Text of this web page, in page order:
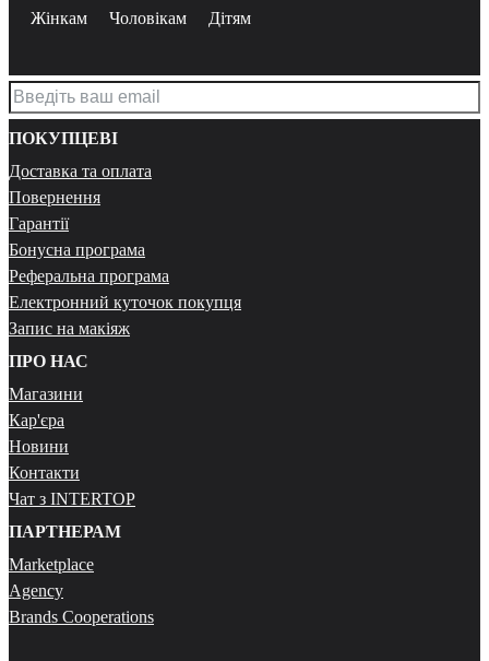
Жінкам Чоловікам Дітям
ПОКУПЦЕВІ
Доставка та оплата
Повернення
Гарантії
Бонусна програма
Реферальна програма
Електронний куточок покупця
Запис на макіяж
ПРО НАС
Магазини
Кар'єра
Новини
Контакти
Чат з INTERTOP
ПАРТНЕРАМ
Marketplace
Agency
Brands Cooperations